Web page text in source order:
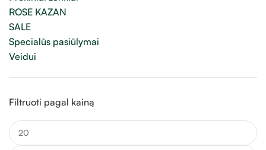
ROSE KAZAN
SALE
Specialūs pasiūlymai
Veidui
Filtruoti pagal kainą